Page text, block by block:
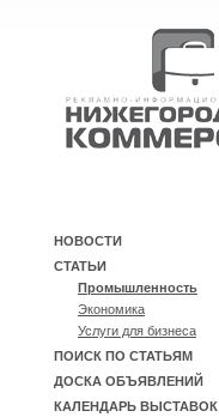
НОВОСТИ
СТАТЬИ
Промышленность
Экономика
Услуги для бизнеса
ПОИСК ПО СТАТЬЯМ
ДОСКА ОБЪЯВЛЕНИЙ
КАЛЕНДАРЬ ВЫСТАВОК